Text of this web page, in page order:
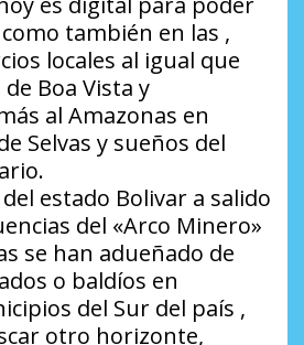
también en las ,
locales al igual que
Boa Vista y
al Amazonas en
Selvas y sueños del
estado Bolivar a salido
del «Arco Minero»
se han adueñado de
o baldíos en
del Sur del país ,
otro horizonte,